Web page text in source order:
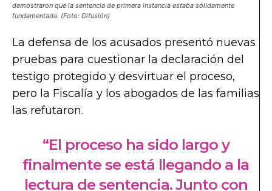
demostraron que la sentencia de primera instancia estaba sólidamente
fundamentada. (Foto: Difusión)
La defensa de los acusados presentó nuevas
pruebas para cuestionar la declaración del
testigo protegido y desvirtuar el proceso,
pero la Fiscalía y los abogados de las familias
las refutaron.
“El proceso ha sido largo y
finalmente se está llegando a la
lectura de sentencia. Junto con